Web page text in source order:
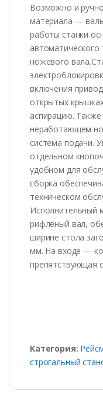
Возможно и
материала —
работы станки
ножевого
включения
открытых
аспирацию. Также
неработающем
система подачи.
отдельном
удобном для
сборка
техническом
Исполнительный
рифлёный вал,
ширине стола
мм. На входе —
препятствующая
Категория:
строгальный